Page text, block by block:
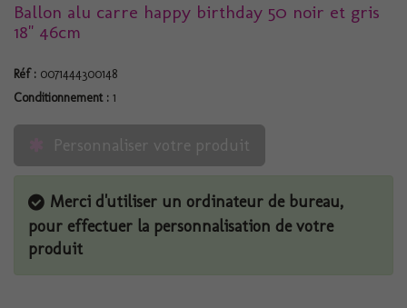
Ballon alu carre happy birthday 50 noir et gris
18" 46cm
Réf : 0071444300148
Conditionnement : 1
Personnaliser votre produit
Merci d'utiliser un ordinateur de bureau,
pour effectuer la personnalisation de votre
produit